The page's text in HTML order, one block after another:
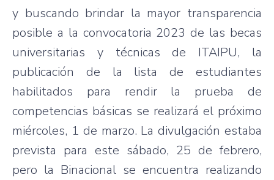
y buscando brindar la mayor transparencia
posible a la convocatoria 2023 de las becas
universitarias y técnicas de ITAIPU, la
publicación de la lista de estudiantes
habilitados para rendir la prueba de
competencias básicas se realizará el próximo
miércoles, 1 de marzo. La divulgación estaba
prevista para este sábado, 25 de febrero,
pero la Binacional se encuentra realizando